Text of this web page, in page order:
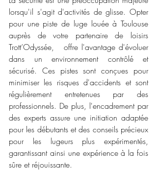
lorsqu'il s'agit d'activités de glisse. Opter
pour une piste de luge louée à Toulouse
auprès de votre partenaire de loisirs
Trott’Odyssée,   offre l'avantage d'évoluer
dans un environnement contrôlé et
sécurisé. Ces pistes sont conçues pour
minimiser les risques d'accidents et sont
régulièrement entretenues par des
professionnels. De plus, l'encadrement par
des experts assure une initiation adaptée
pour les débutants et des conseils précieux
pour les lugeurs plus expérimentés,
garantissant ainsi une expérience à la fois
sûre et réjouissante.